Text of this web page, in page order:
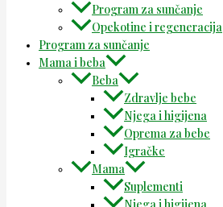
Program za sunčanje
Opekotine i regeneracija
Program za sunčanje
Mama i beba
Beba
Zdravlje bebe
Njega i higijena
Oprema za bebe
Igračke
Mama
Suplementi